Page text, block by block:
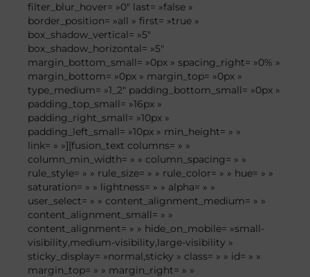
filter_blur_hover= »0″ last= »false »
border_position= »all » first= »true »
box_shadow_vertical= »5″
box_shadow_horizontal= »5″
margin_bottom_small= »0px » spacing_right= »0% »
margin_bottom= »0px » margin_top= »0px »
type_medium= »1_2″ padding_bottom_small= »0px »
padding_top_small= »16px »
padding_right_small= »10px »
padding_left_small= »10px » min_height= » »
link= » »][fusion_text columns= » »
column_min_width= » » column_spacing= » »
rule_style= » » rule_size= » » rule_color= » » hue= » »
saturation= » » lightness= » » alpha= » »
user_select= » » content_alignment_medium= » »
content_alignment_small= » »
content_alignment= » » hide_on_mobile= »small-
visibility,medium-visibility,large-visibility »
sticky_display= »normal,sticky » class= » » id= » »
margin_top= » » margin_right= » »